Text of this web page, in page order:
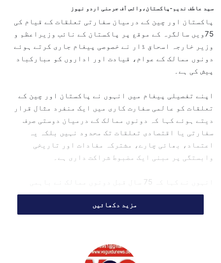
a
n
e
m
a
سید عاطف ندیم-پاکستان،وائس آف جرمنی اردو نیوز
پاکستان اور چین کے درمیان سفارتی تعلقات کے قیام کی
75ویں سالگرہ کے موقع پر پاکستان کے نائب وزیراعظم و
وزیر خارجہ
اسحاق ڈار
نے خصوصی پیغام جاری کرتے ہوئے
دونوں ممالک کے عوام، قیادت اور اداروں کو مبارکباد
پیش کی ہے۔
اپنے تفصیلی پیغام میں انہوں نے پاکستان اور چین کے
تعلقات کو عالمی سفارت کاری میں ایک منفرد مثال قرار
دیتے ہوئے کہا کہ دونوں ممالک کے درمیان دوستی صرف
سفارتی یا اقتصادی تعلقات تک محدود نہیں بلکہ یہ
اعتماد، بھائی چارے، مشترکہ مفادات اور تاریخی
وابستگی پر مبنی ایک مضبوط شراکت داری ہے۔
احترام، اعتماد اور مشترکہ ترقی کے سفر کا آغاز کیا
تھا، جو آج ایک “آل ویدر اسٹریٹجک کوآپریٹو پارٹنرشپ”
پاک چین دوستی وقت کی ہر
مزید دکھائیں